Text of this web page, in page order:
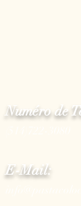
Numéro de
E-Mail: